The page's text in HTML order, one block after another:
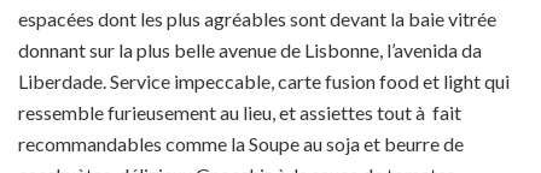
espacées dont les plus agréables sont devant la baie vitrée
donnant sur la plus belle avenue de Lisbonne, l’avenida da
Liberdade. Service impeccable, carte fusion food et light qui
ressemble furieusement au lieu, et assiettes tout à fait
recommandables comme la Soupe au soja et beurre de